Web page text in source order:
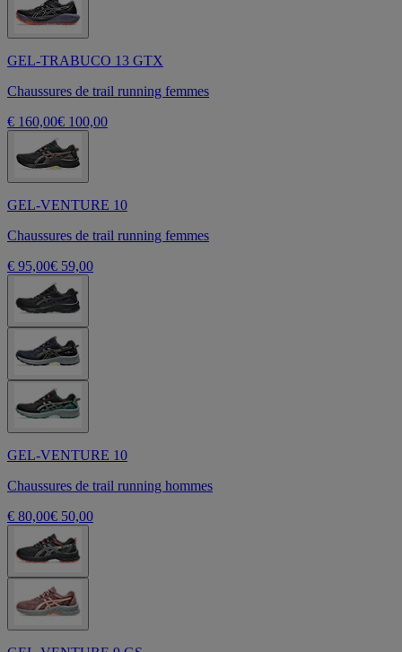
GEL-TRABUCO 13 GTX
Chaussures de trail running femmes
€ 160,00€ 100,00
GEL-VENTURE 10
Chaussures de trail running femmes
€ 95,00€ 59,00
GEL-VENTURE 10
Chaussures de trail running hommes
€ 80,00€ 50,00